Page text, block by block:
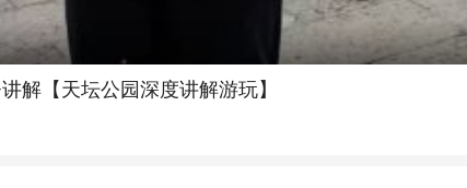
解【天坛公园深度讲解游玩】